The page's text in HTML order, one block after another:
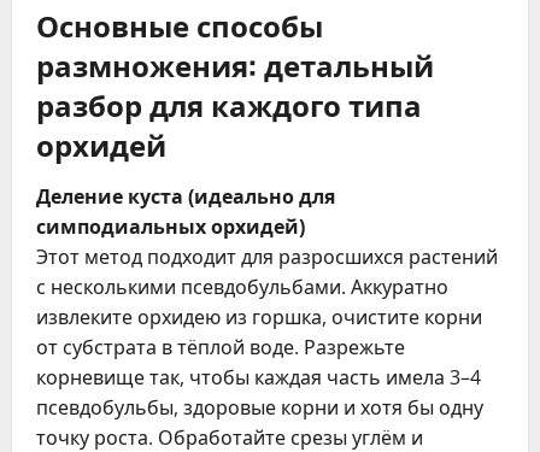
Основные способы
размножения: детальный
разбор для каждого типа
орхидей
Деление куста (идеально для
симподиальных орхидей)
Этот метод подходит для разросшихся растений
с несколькими псевдобульбами. Аккуратно
извлеките орхидею из горшка, очистите корни
от субстрата в тёплой воде. Разрежьте
корневище так, чтобы каждая часть имела 3–4
псевдобульбы, здоровые корни и хотя бы одну
точку роста. Обработайте срезы углём и